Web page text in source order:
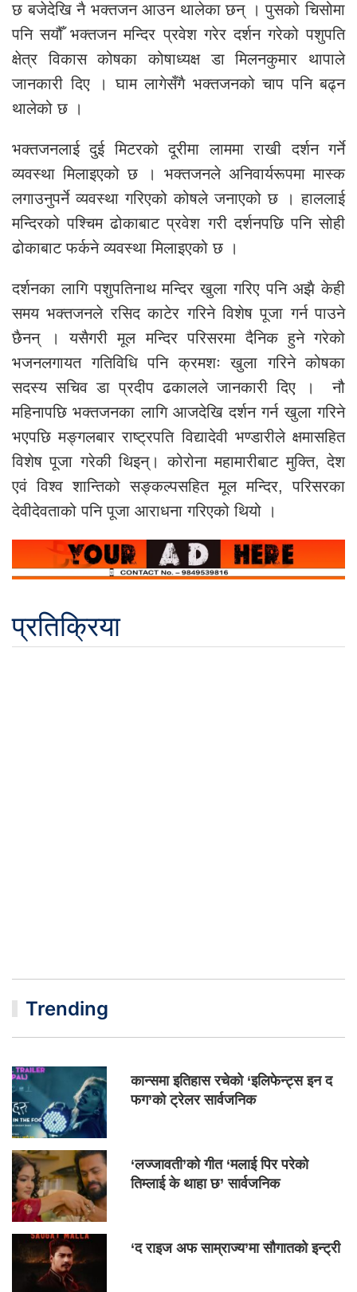
छ बजेदेखि नै भक्तजन आउन थालेका छन् । पुसको चिसोमा
पनि सयौँ भक्तजन मन्दिर प्रवेश गरेर दर्शन गरेको पशुपति
क्षेत्र विकास कोषका कोषाध्यक्ष डा मिलनकुमार थापाले
जानकारी दिए । घाम लागेसँगै भक्तजनको चाप पनि बढ्न
थालेको छ ।
भक्तजनलाई दुई मिटरको दूरीमा लाममा राखी दर्शन गर्ने
व्यवस्था मिलाइएको छ । भक्तजनले अनिवार्यरूपमा मास्क
लगाउनुपर्ने व्यवस्था गरिएको कोषले जनाएको छ । हाललाई
मन्दिरको पश्चिम ढोकाबाट प्रवेश गरी दर्शनपछि पनि सोही
ढोकाबाट फर्कने व्यवस्था मिलाइएको छ ।
दर्शनका लागि पशुपतिनाथ मन्दिर खुला गरिए पनि अझै केही
समय भक्तजनले रसिद काटेर गरिने विशेष पूजा गर्न पाउने
छैनन् । यसैगरी मूल मन्दिर परिसरमा दैनिक हुने गरेको
भजनलगायत गतिविधि पनि क्रमशः खुला गरिने कोषका
सदस्य सचिव डा प्रदीप ढकालले जानकारी दिए । नौ
महिनापछि भक्तजनका लागि आजदेखि दर्शन गर्न खुला गरिने
भएपछि मङ्गलबार राष्ट्रपति विद्यादेवी भण्डारीले क्षमासहित
विशेष पूजा गरेकी थिइन्। कोरोना महामारीबाट मुक्ति, देश
एवं विश्व शान्तिको सङ्कल्पसहित मूल मन्दिर, परिसरका
देवीदेवताको पनि पूजा आराधना गरिएको थियो ।
प्रतिक्रिया
Trending
कान्समा इतिहास रचेको ‘इलिफेन्ट्स इन द
फग’को ट्रेलर सार्वजनिक
‘लज्जावती’को गीत ‘मलाई पिर परेको
तिम्लाई के थाहा छ’ सार्वजनिक
‘द राइज अफ साम्राज्य’मा सौगातको इन्ट्री